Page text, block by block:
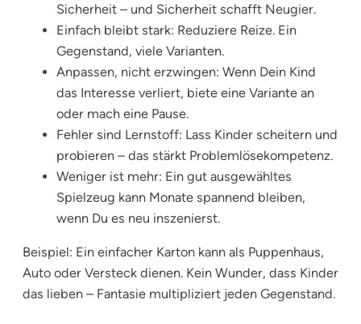
Sicherheit – und Sicherheit schafft Neugier.
Einfach bleibt stark: Reduziere Reize. Ein
Gegenstand, viele Varianten.
Anpassen, nicht erzwingen: Wenn Dein Kind
das Interesse verliert, biete eine Variante an
oder mach eine Pause.
Fehler sind Lernstoff: Lass Kinder scheitern und
probieren – das stärkt Problemlösekompetenz.
Weniger ist mehr: Ein gut ausgewähltes
Spielzeug kann Monate spannend bleiben,
wenn Du es neu inszenierst.
Beispiel: Ein einfacher Karton kann als Puppenhaus,
Auto oder Versteck dienen. Kein Wunder, dass Kinder
das lieben – Fantasie multipliziert jeden Gegenstand.